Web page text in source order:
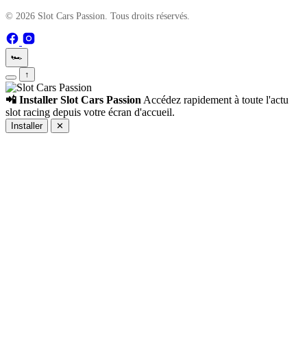
© 2026 Slot Cars Passion. Tous droits réservés.
🏎️
↑
📲 Installer Slot Cars Passion Accédez rapidement à toute l'actu
slot racing depuis votre écran d'accueil.
Installer ✕